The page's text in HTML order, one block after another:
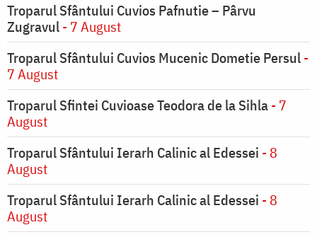
Troparul Sfântului Cuvios Pafnutie – Pârvu
Zugravul- 7 August
Troparul Sfântului Cuvios Mucenic Dometie Persul-
7 August
Troparul Sfintei Cuvioase Teodora de la Sihla- 7
August
Troparul Sfântului Ierarh Calinic al Edessei - 8
August
Troparul Sfântului Ierarh Calinic al Edessei - 8
August